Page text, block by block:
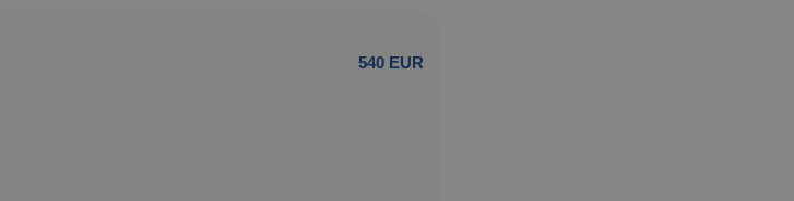
540 EUR